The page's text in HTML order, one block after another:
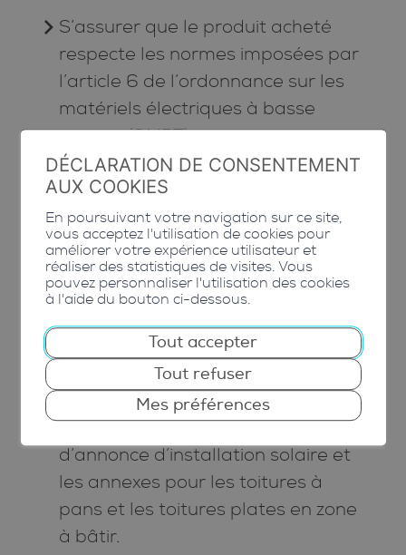
S’assurer que le produit acheté
respecte les normes imposées par
l’article 6 de l’ordonnance sur les
matériels électriques à basse
tension (OMBT) en vigueur, qui
spécifie, notamment, l’obligation
de comporter un disjoncteur DFI
type B (déclaration de conformité
à se renseigner auprès du
vendeur).
Annoncer la nouvelle installation à
votre fournisseur d’électricitéavant
la mise en service.
Compléter et adresser au service
des constructions le formulaire
d’annonce d’installation solaire et
les annexes pour les toitures à
pans et les toitures plates en zone
à bâtir.
DÉCLARATION DE CONSENTEMENT
AUX COOKIES
En poursuivant votre navigation sur ce site,
vous acceptez l'utilisation de cookies pour
améliorer votre expérience utilisateur et
réaliser des statistiques de visites. Vous
pouvez personnaliser l'utilisation des cookies
à l'aide du bouton ci-dessous.
Tout accepter
Tout refuser
Mes préférences